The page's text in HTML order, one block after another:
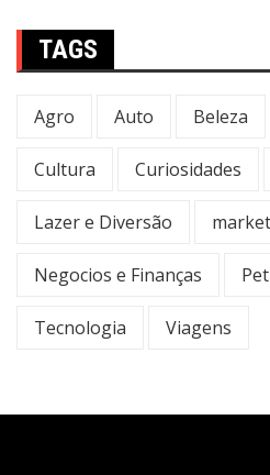
TAGS
Agro Auto Beleza
Cultura Curiosidades
Lazer e Diversão
Negocios e Finanças Pet
Tecnologia Viagens